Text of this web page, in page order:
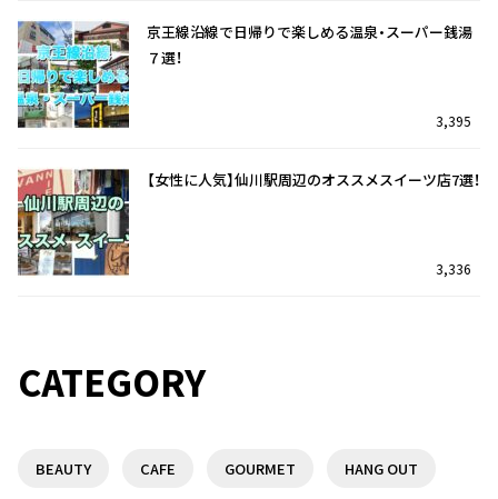
京王線沿線で日帰りで楽しめる温泉・スーパー銭湯
７選！
3,395
【女性に人気】仙川駅周辺のオススメスイーツ店7選！
3,336
調布駅前の複合商業施設『トリエ京王調布』を特集
【女性に人気】仙川駅周辺のオススメスイーツ店7選！
CATEGORY
BEAUTY CAFE GOURMET HANG OUT